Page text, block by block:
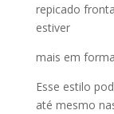
repicado
estiver
mais em
Esse estilo
até mesmo